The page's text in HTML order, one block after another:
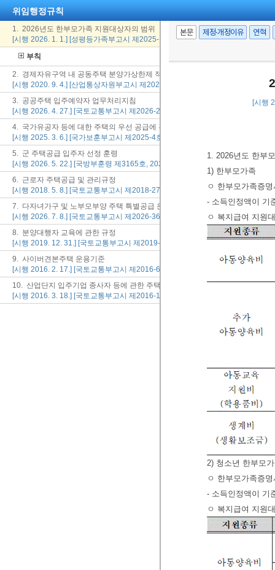
위임행정규칙
1. 2026년도 한부모가족 지원대상자의 범위
[시행 2026. 1. 1.] [성평등가족부고시 제2025-13호, 2025. 12. 31., 일부개정]
부칙
2. 경제자유구역 내 공동주택 분양가상한제 적용배제 및 체육시설 연계 단독주택
[시행 2020. 9. 4.] [산업통상자원부고시 제2020-146호, 2020. 9. 4., 일부개정]
3. 공공주택 입주예약자 업무처리지침
[시행 2026. 4. 27.] [국토교통부고시 제2026-217호, 2026. 4. 27., 일부개정]
4. 국가유공자 등에 대한 주택의 우선 공급에 관한 기준
[시행 2025. 3. 6.] [국가보훈부고시 제2025-4호, 2025. 3. 6., 일부개정]
5. 군 주택공급 입주자 선정 훈령
[시행 2026. 5. 22.] [국방부훈령 제3165호, 2026. 5. 22., 일부개정]
6. 근로자 주택공급 및 관리규정
[시행 2018. 5. 8.] [국토교통부고시 제2018-274호, 2018. 5. 8., 일부개정]
7. 다자녀가구 및 노부모부양 주택 특별공급 운용지침
[시행 2026. 7. 8.] [국토교통부고시 제2026-360호, 2026. 7. 8., 타법개정]
8. 분양대행자 교육에 관한 규정
[시행 2019. 12. 31.] [국토교통부고시 제2019-1019호, 2019. 12. 31., 제정]
9. 사이버견본주택 운용기준
[시행 2016. 2. 17.] [국토교통부고시 제2016-65호, 2016. 2. 17., 일부개정]
10. 산업단지 입주기업 종사자 등에 관한 주택특별공급 운영기준
[시행 2016. 3. 18.] [국토교통부고시 제2016-121호, 2016. 3. 18., 일부개정]
본문 제정·개정이유 연혁
[시행
1. 2026년도 한부
1) 한부모가족
ㅇ 한부모가족증
- 소득인정액이 기
ㅇ 복지급여 지원
2) 청소년 한부모가
ㅇ 한부모가족증
- 소득인정액이 기
ㅇ 복지급여 지원